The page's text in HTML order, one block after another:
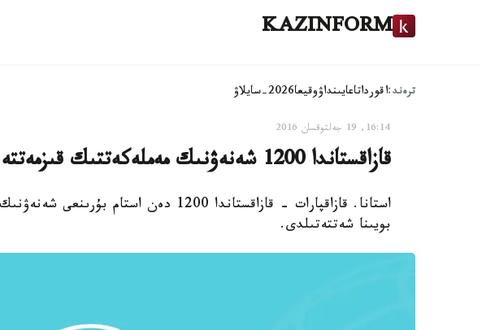
KAZINFORM
ترەند:اقورداتاعايىنداۋوقيعا2026-سايلاۋ
16:14, 19 جەلتوقسان 2016
قازاقستاندا 1200 شەنەۋنىك مەملەكەتتىك قىزمەتتە جۇمىس ىستەي المايدى
استانا. قازاقپارات - قازاقستاندا 1200 دەن
بويىنا شەتتەتىلدى.